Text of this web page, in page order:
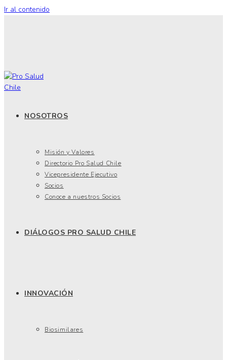
Ir al contenido
NOSOTROS
Misión y Valores
Directorio Pro Salud Chile
Vicepresidente Ejecutivo
Socios
Conoce a nuestros Socios
DIÁLOGOS PRO SALUD CHILE
INNOVACIÓN
Biosimilares